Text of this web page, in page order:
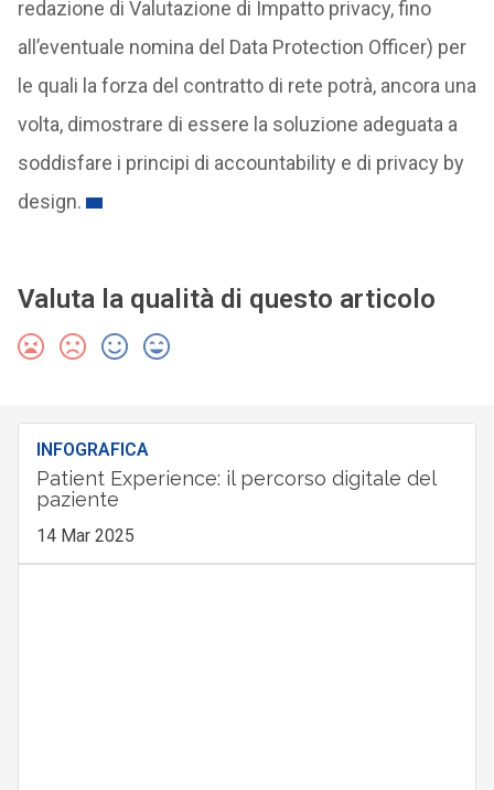
redazione di Valutazione di Impatto privacy, fino
all’eventuale nomina del Data Protection Officer) per
le quali la forza del contratto di rete potrà, ancora una
volta, dimostrare di essere la soluzione adeguata a
soddisfare i principi di accountability e di privacy by
design.
Valuta la qualità di questo articolo
INFOGRAFICA
Patient Experience: il percorso digitale del
paziente
14 Mar 2025